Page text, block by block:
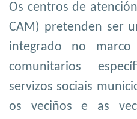
Os centros de
CAM) pretenden ser
integrado no marco
comunitarios
servizos sociais
os veciños e as